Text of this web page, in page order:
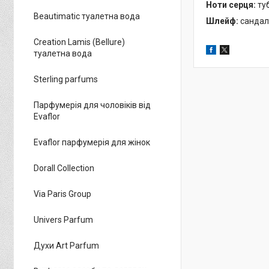
Ноти серця:
Шлейф: сандал
Beautimatic туалетна вода
Creation Lamis (Bellure)
туалетна вода
Sterling parfums
Парфумерія для чоловіків від
Evaflor
Evaflor парфумерія для жінок
Dorall Collection
Via Paris Group
Univers Parfum
Духи Art Parfum